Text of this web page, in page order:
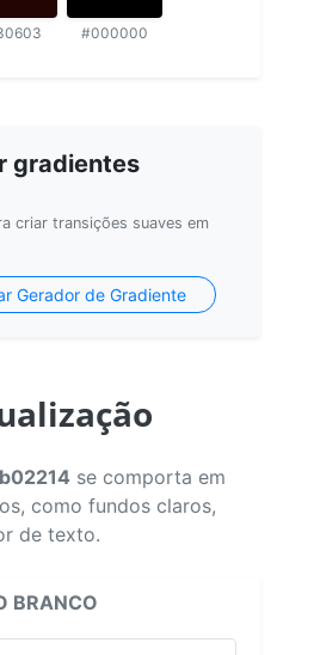
#000000
gradientes
criar transições suaves em
Gerador de Gradiente
se comporta em
como fundos claros,
de texto.
BRANCO